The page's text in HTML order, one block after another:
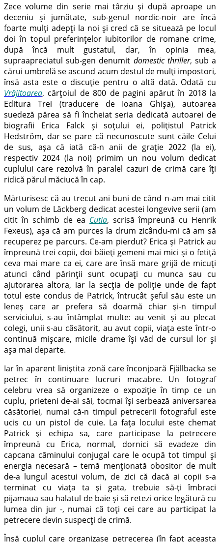
Zece volume din serie mai târziu și după aproape un
deceniu și jumătate, sub-genul nordic-noir are încă
foarte mulți adepți la noi și cred că se situează pe locul
doi în topul preferințelor iubitorilor de romane crime,
după încă mult gustatul, dar, în opinia mea,
supraapreciatul sub-gen denumit domestic thriller, sub a
cărui umbrelă se ascund acum destul de mulți impostori,
însă asta este o discuție pentru o altă dată. Odată cu
Vrăjitoarea, cărțoiul de 800 de pagini apărut în 2018 la
Editura Trei (traducere de Ioana Ghișa), autoarea
suedeză părea să fi încheiat seria dedicată autoarei de
biografii Erica Falck și soțului ei, polițistul Patrick
Hedström, dar se pare că necunoscute sunt căile Celui
de sus, așa că iată că-n anii de grație 2022 (la ei),
respectiv 2024 (la noi) primim un nou volum dedicat
cuplului care rezolvă în paralel cazuri de crimă care îți
ridică părul măciucă în cap.
Mărturisesc că au trecut ani buni de când n-am mai citit
un volum de Läckberg dedicat acestei longevive serii (am
citit în schimb de ea Cutia, scrisă împreună cu Henrik
Fexeus), așa că am purces la drum zicându-mi că am să
recuperez pe parcurs. Ce-am pierdut? Erica și Patrick au
împreună trei copii, doi băieți gemeni mai mici și o fetiță
ceva mai mare ca ei, care are însă mare grijă de micuți
atunci când părinții sunt ocupați cu munca sau cu
ajutorarea altora, iar la secția de poliție unde de fapt
totul este condus de Patrick, întrucât șeful său este un
leneș care ar prefera să doarmă chiar și-n timpul
serviciului, s-au întâmplat multe: au venit și au plecat
colegi, unii s-au căsătorit, au avut copii, viața este într-o
continuă mișcare, micile drame își văd de cursul lor și
așa mai departe.
Iar în aparent liniștita zonă care înconjoară Fjällbacka se
petrec în continuare lucruri macabre. Un fotograf
celebru vrea să organizeze o expoziție în timp ce un
cuplu, prieteni de-ai săi, tocmai își serbează aniversarea
căsătoriei, numai că-n timpul petrecerii fotograful este
ucis cu un pistol de cuie. La fața locului este chemat
Patrick și echipa sa, care participase la petrecere
împreună cu Erica, normal, dornici să evadeze din
capcana căminului conjugal care le ocupă tot timpul și
energia necesară – temă menționată obositor de mult
de-a lungul acestui volum, de zici că dacă ai copii s-a
terminat cu viața ta și gata, trebuie să-ți îmbraci
pijamaua sau halatul de baie și să retezi orice legătură cu
lumea din jur -, numai că toți cei care au participat la
petrecere devin suspecți de crimă.
Însă cuplul care organizase petrecerea (în fapt aceasta